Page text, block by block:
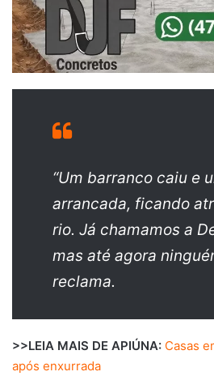
“Um barranco caiu e
arrancada, ficando
rio. Já chamamos a
mas até agora
reclama.
>>LEIA MAIS DE APIÚNA: Casas
após enxurrada